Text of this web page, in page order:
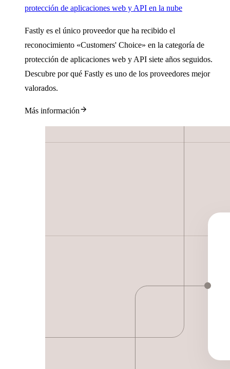
protección de aplicaciones web y API en la nube
Fastly es el único proveedor que ha recibido el
reconocimiento «Customers' Choice» en la categoría de
protección de aplicaciones web y API siete años seguidos.
Descubre por qué Fastly es uno de los proveedores mejor
valorados.
Más información